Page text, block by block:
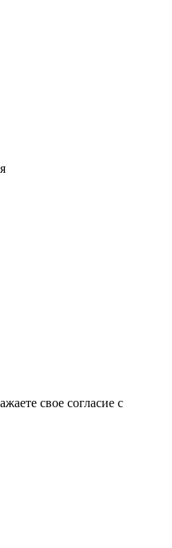
свое согласие с